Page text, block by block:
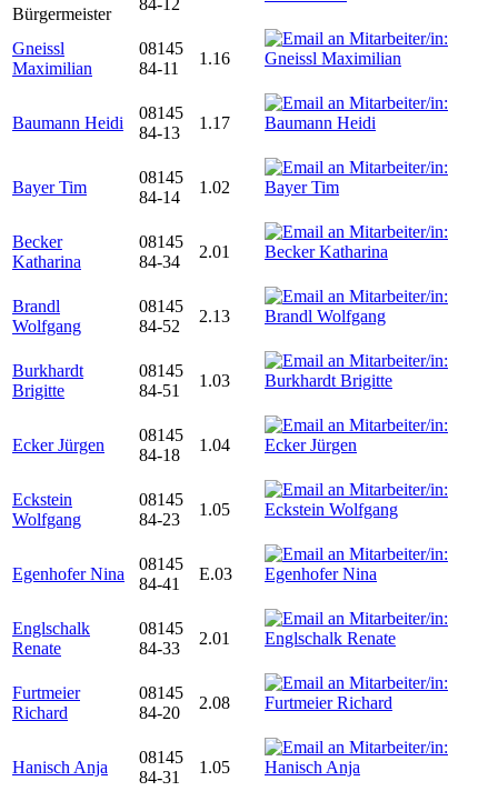
Bürgermeister
84-12
Gneissl
Maximilian
08145
84-11
1.16
Baumann Heidi
08145
84-13
1.17
Bayer Tim
08145
84-14
1.02
Becker
Katharina
08145
84-34
2.01
Brandl
Wolfgang
08145
84-52
2.13
Burkhardt
Brigitte
08145
84-51
1.03
Ecker Jürgen
08145
84-18
1.04
Eckstein
Wolfgang
08145
84-23
1.05
Egenhofer Nina
08145
84-41
E.03
Englschalk
Renate
08145
84-33
2.01
Furtmeier
Richard
08145
84-20
2.08
Hanisch Anja
08145
84-31
1.05